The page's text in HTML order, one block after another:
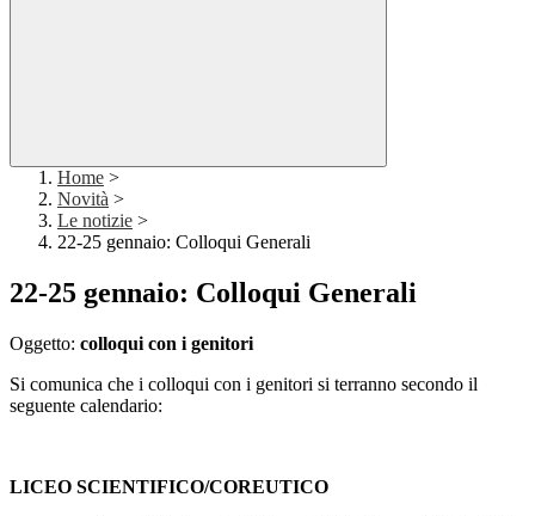
Home >
Novità >
Le notizie >
22-25 gennaio: Colloqui Generali
22-25 gennaio: Colloqui Generali
Oggetto: colloqui con i genitori
Si comunica che i colloqui con i genitori si terranno secondo il
seguente calendario:
LICEO SCIENTIFICO/COREUTICO